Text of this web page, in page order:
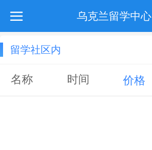
乌克兰留学中心
留学社区内
名称 时间 价格